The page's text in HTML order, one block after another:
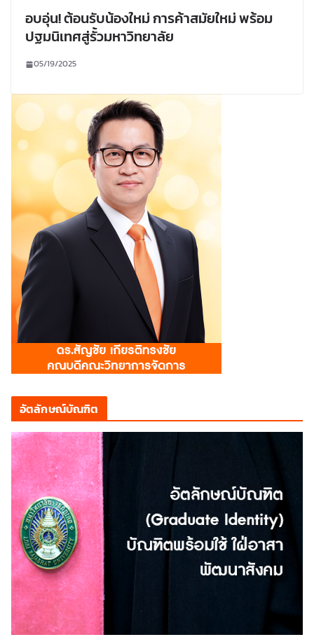
อบอุ่น! ต้อนรับน้องใหม่ การค้าสมัยใหม่ พร้อม
ปฐมนิเทศสู่รั้วมหาวิทยาลัย
05/19/2025
อัตลักษณ์บัณฑิต